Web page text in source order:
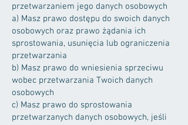
przetwarzaniem jego danych osobowych
a) Masz prawo dostępu do swoich danych
osobowych oraz prawo żądania ich
sprostowania, usunięcia lub ograniczenia
przetwarzania
b) Masz prawo do wniesienia sprzeciwu
wobec przetwarzania Twoich danych
osobowych
c) Masz prawo do sprostowania
przetwarzanych danych osobowych, jeśli